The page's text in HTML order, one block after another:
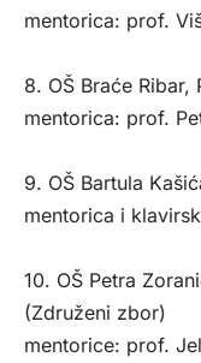
mentorica: prof.
8. OŠ Braće Ribar,
mentorica: prof.
9. OŠ Bartula
mentorica i
10. OŠ Petra
(Združeni zbor)
mentorice: prof.